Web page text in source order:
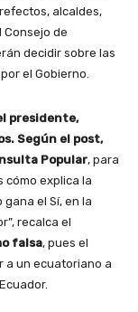
alcaldes,
de
decidir sobre las
el Gobierno.
presidente,
Según el post,
Popular, para
cómo explica la
el Sí, en la
recalca el
falsa, pues el
a un ecuatoriano a